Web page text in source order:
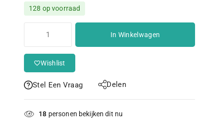
128 op voorraad
In Winkelwagen
Wishlist
Stel Een Vraag Delen
18 personen bekijken dit nu